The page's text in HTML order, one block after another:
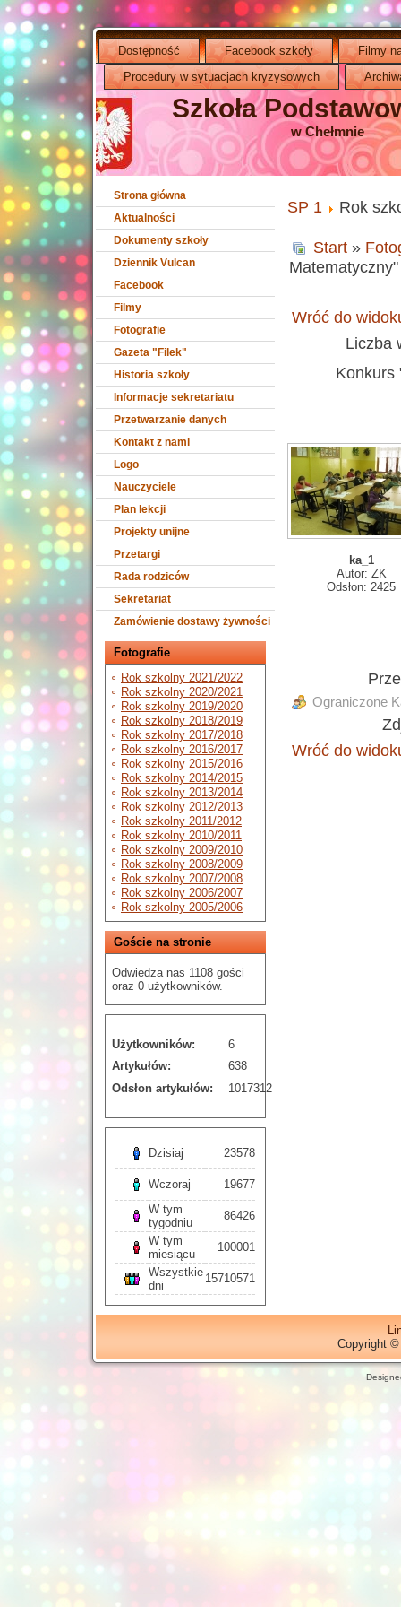
Dostępność Facebook szkoły
Filmy
Procedury w sytuacjach kryzysowych
Szkoła
w Chełmnie
Strona główna
Aktualności
Dokumenty szkoły
Dziennik Vulcan
Facebook
Filmy
Fotografie
Gazeta "Filek"
Historia szkoły
Informacje sekretariatu
Przetwarzanie danych
Kontakt z nami
Logo
Nauczyciele
Plan lekcji
Projekty unijne
Przetargi
Rada rodziców
Sekretariat
Zamówienie dostawy żywności
Fotografie
Rok szkolny 2021/2022
Rok szkolny 2020/2021
Rok szkolny 2019/2020
Rok szkolny 2018/2019
Rok szkolny 2017/2018
Rok szkolny 2016/2017
Rok szkolny 2015/2016
Rok szkolny 2014/2015
Rok szkolny 2013/2014
Rok szkolny 2012/2013
Rok szkolny 2011/2012
Rok szkolny 2010/2011
Rok szkolny 2009/2010
Rok szkolny 2008/2009
Rok szkolny 2007/2008
Rok szkolny 2006/2007
Rok szkolny 2005/2006
Goście na stronie
Odwiedza nas 1108 gości
oraz 0 użytkowników.
Użytkowników:
6
Artykułów:
638
Odsłon artykułów:
1017312
Dzisiaj 23578
Wczoraj
19677
W tym
tygodniu
86426
W tym
miesiącu
100001
Wszystkie
dni
15710571
SP 1 Rok
Start »
Wróć do
Liczba
Konkurs
ka_1
Autor: ZK
Odsłon: 2425
Ograniczone
Wróć do
Copyright ©